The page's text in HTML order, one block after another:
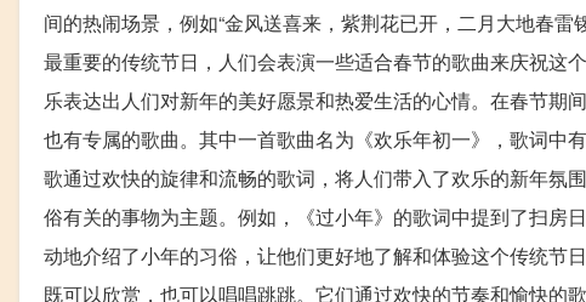
间的热闹场景，例如“金风送喜来，紫荆花已开，二月大地春
最重要的传统节日，人们会表演一些适合春节的歌曲来庆祝这
乐表达出人们对新年的美好愿景和热爱生活的心情。在春节
也有专属的歌曲。其中一首歌曲名为《欢乐年初一》，歌词中
歌通过欢快的旋律和流畅的歌词，将人们带入了欢乐的新年氛
俗有关的事物为主题。例如，《过小年》的歌词中提到了扫房
动地介绍了小年的习俗，让他们更好地了解和体验这个传统节
既可以欣赏，也可以唱唱跳跳。它们通过欢快的节奏和愉快的